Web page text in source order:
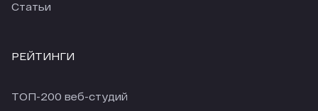
Статьи
РЕЙТИНГИ
ТОП-200 веб-студий